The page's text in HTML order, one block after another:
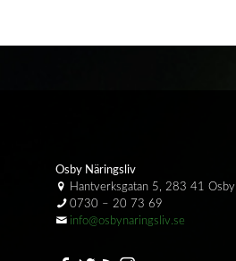
Osby Näringsliv
Hantverksgatan 5, 283 41 Osby
0730 – 20 73 69
info@osbynaringsliv.se